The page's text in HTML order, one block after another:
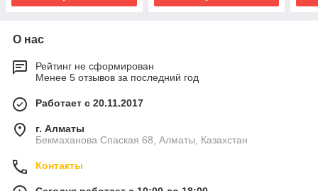
О нас
Рейтинг не сформирован
Менее 5 отзывов за последний год
Работает с 20.11.2017
г. Алматы
Бекмаханова Спаская 68, Алматы, Казахстан
Контакты